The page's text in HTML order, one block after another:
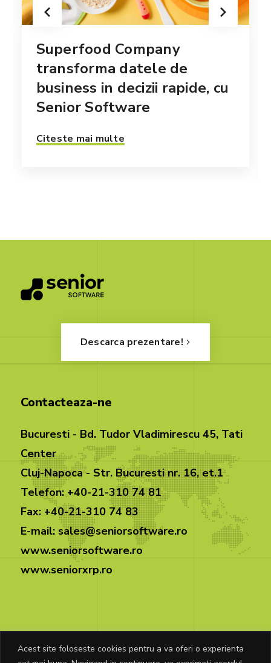
Acest site foloseste cookies pentru a va oferi o experienta
Superfood Company
transforma datele de
business in decizii rapide, cu
Senior Software
Citeste mai multe
Descarca prezentare!
Contacteaza-ne
Bucuresti - Bd. Tudor Vladimirescu 45, Tati
Center
Cluj-Napoca - Str. Bucuresti nr. 16, et.1
Telefon: +40-21-310 74 81
Fax: +40-21-310 74 83
E-mail: sales@seniorsoftware.ro
www.seniorsoftware.ro
www.seniorxrp.ro